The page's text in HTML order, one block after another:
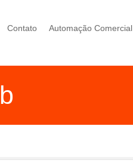
Contato Automação Comercial